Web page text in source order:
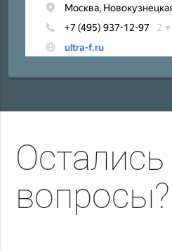
Остались
вопросы?